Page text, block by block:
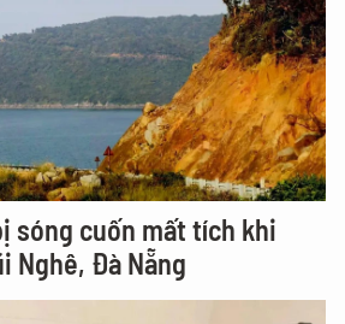
sóng cuốn mất tích khi
Nghê, Đà Nẵng